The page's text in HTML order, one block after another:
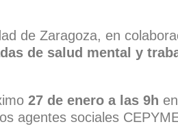
de Zaragoza, en
de salud mental y
27 de enero a las 9h
agentes sociales